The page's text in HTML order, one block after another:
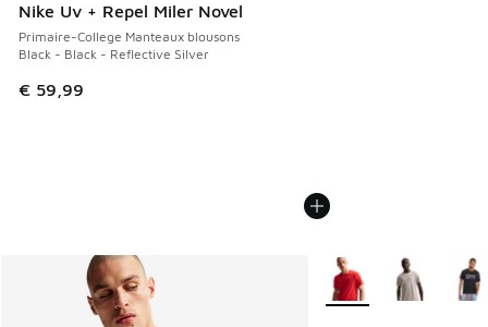
Nike Uv + Repel Miler Novel
Primaire-College Manteaux blousons
Black - Black - Reflective Silver
€ 59,99
Plus de couleurs